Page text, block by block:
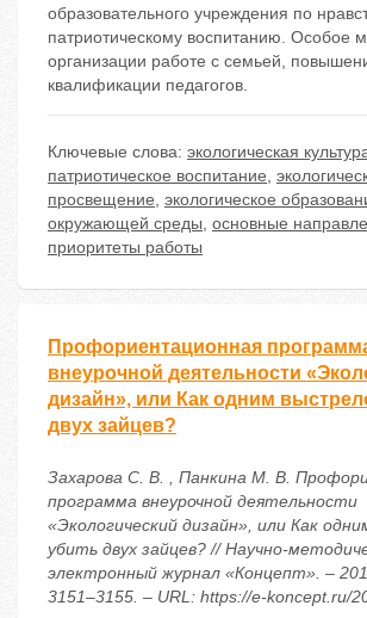
образовательного учреждения по
патриотическому воспитанию. Особое
организации работе с семьей,
квалификации педагогов.
Ключевые слова: экологическая
патриотическое воспитание,
просвещение, экологическое
окружающей среды, основные
приоритеты работы
Профориентационная
внеурочной деятельности
дизайн», или Как одним
двух зайцев?
Захарова С. В. , Панкина М. В.
программа внеурочной деятельности
«Экологический дизайн», или Как
убить двух зайцев? // Научно-
электронный журнал «Концепт». –
3151–3155. – URL: https://e-koncept.ru/